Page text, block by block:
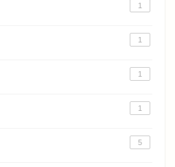
1
1
1
1
5